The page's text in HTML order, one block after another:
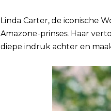
Linda Carter, de iconische
Amazone-prinses. Haar
diepe indruk achter en